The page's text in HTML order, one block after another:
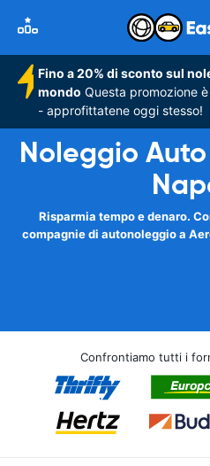
Fino a 20% di sconto sul
mondo Questa promozione
- approfittatene oggi stesso!
Noleggio
Risparmia tempo e denaro.
compagnie di autonoleggio a
Confrontiamo tutti i